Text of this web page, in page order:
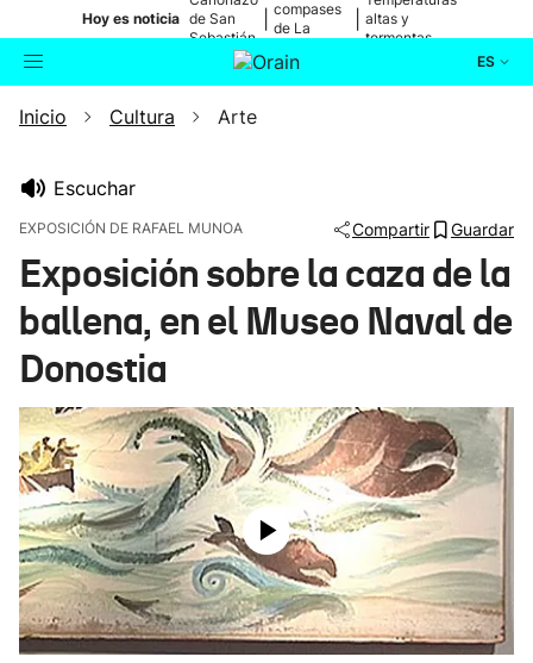
Hoy es noticia de San
Sebastián
compases
de La
altas y
tormentas
ES
Buscador Actualidad
Ikusmiran
Inicio Cultura Arte
Escuchar
EXPOSICIÓN DE RAFAEL MUNOA Compartir Guardar
Exposición sobre la caza de la
ballena, en el Museo Naval de
Donostia